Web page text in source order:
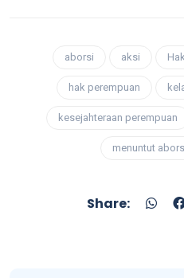
aborsi aksi
hak perempuan
kesejahteraan perempuan
menuntut
Share: